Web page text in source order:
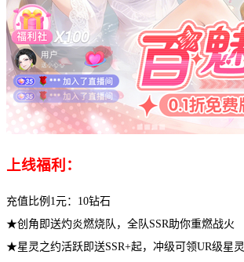
上线福利：
充值比例1元：10钻石
★创角即送灼炎燃烧队，全队SSR助你重燃战火
★星灵之约活跃即送SSR+起，冲级可领UR级星灵